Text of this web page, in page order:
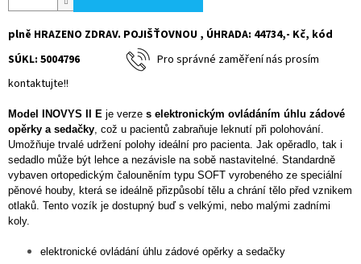
plně HRAZENO ZDRAV. POJIŠŤOVNOU , ÚHRADA: 44734,- Kč, kód
SÚKL: 5004796
Pro správné zaměření nás prosím
kontaktujte!!
Model INOVYS II E je verze s elektronickým ovládáním úhlu zádové
opěrky a sedačky, což u pacientů zabraňuje leknutí při polohování.
Umožňuje trvalé udržení polohy ideální pro pacienta. Jak opěradlo, tak i
sedadlo může být lehce a nezávisle na sobě nastavitelné. Standardně
vybaven ortopedickým čalouněním typu SOFT vyrobeného ze speciální
pěnové houby, která se ideálně přizpůsobí tělu a chrání tělo před vznikem
otlaků. Tento vozík je dostupný buď s velkými, nebo malými zadními
koly.
elektronické ovládání úhlu zádové opěrky a sedačky